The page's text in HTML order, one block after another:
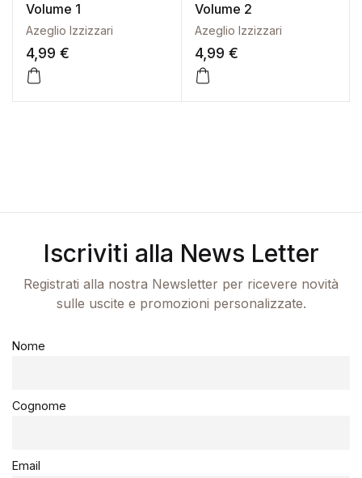
Volume 1
Azeglio Izzizzari
4,99 €
Volume 2
Azeglio Izzizzari
4,99 €
Iscriviti alla News Letter
Registrati alla nostra Newsletter per ricevere novità
sulle uscite e promozioni personalizzate.
Nome
Cognome
Email